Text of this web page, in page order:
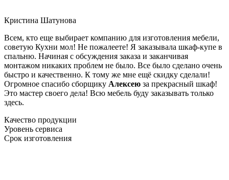
Кристина Шатунова
Всем, кто еще выбирает компанию для изготовления мебели,
советую Кухни мол! Не пожалеете! Я заказывала шкаф-купе в
спальню. Начиная с обсуждения заказа и заканчивая
монтажом никаких проблем не было. Все было сделано очень
быстро и качественно. К тому же мне ещё скидку сделали!
Огромное спасибо сборщику Алексею за прекрасный шкаф!
Это мастер своего дела! Всю мебель буду заказывать только
здесь.
Качество продукции
Уровень сервиса
Срок изготовления